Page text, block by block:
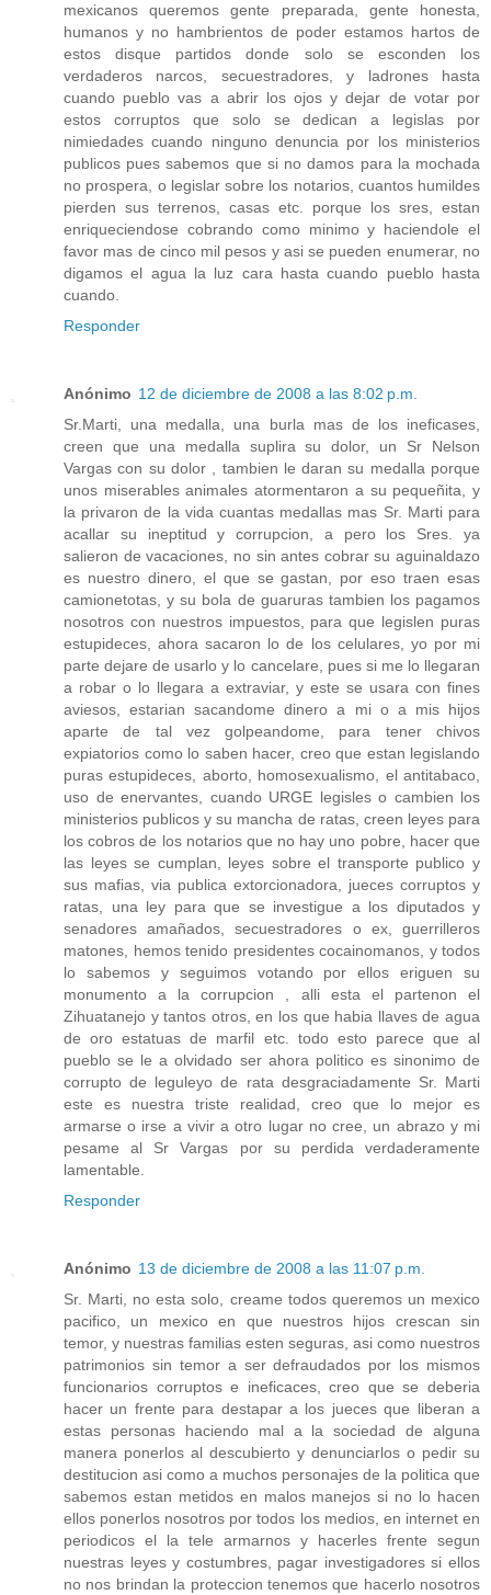
mexicanos queremos gente preparada, gente honesta,
humanos y no hambrientos de poder estamos hartos de
estos disque partidos donde solo se esconden los
verdaderos narcos, secuestradores, y ladrones hasta
cuando pueblo vas a abrir los ojos y dejar de votar por
estos corruptos que solo se dedican a legislas por
nimiedades cuando ninguno denuncia por los ministerios
publicos pues sabemos que si no damos para la mochada
no prospera, o legislar sobre los notarios, cuantos humildes
pierden sus terrenos, casas etc. porque los sres, estan
enriqueciendose cobrando como minimo y haciendole el
favor mas de cinco mil pesos y asi se pueden enumerar, no
digamos el agua la luz cara hasta cuando pueblo hasta
cuando.
Responder
Anónimo 12 de diciembre de 2008 a las 8:02 p.m.
Sr.Marti, una medalla, una burla mas de los ineficases,
creen que una medalla suplira su dolor, un Sr Nelson
Vargas con su dolor , tambien le daran su medalla porque
unos miserables animales atormentaron a su pequeñita, y
la privaron de la vida cuantas medallas mas Sr. Marti para
acallar su ineptitud y corrupcion, a pero los Sres. ya
salieron de vacaciones, no sin antes cobrar su aguinaldazo
es nuestro dinero, el que se gastan, por eso traen esas
camionetotas, y su bola de guaruras tambien los pagamos
nosotros con nuestros impuestos, para que legislen puras
estupideces, ahora sacaron lo de los celulares, yo por mi
parte dejare de usarlo y lo cancelare, pues si me lo llegaran
a robar o lo llegara a extraviar, y este se usara con fines
aviesos, estarian sacandome dinero a mi o a mis hijos
aparte de tal vez golpeandome, para tener chivos
expiatorios como lo saben hacer, creo que estan legislando
puras estupideces, aborto, homosexualismo, el antitabaco,
uso de enervantes, cuando URGE legisles o cambien los
ministerios publicos y su mancha de ratas, creen leyes para
los cobros de los notarios que no hay uno pobre, hacer que
las leyes se cumplan, leyes sobre el transporte publico y
sus mafias, via publica extorcionadora, jueces corruptos y
ratas, una ley para que se investigue a los diputados y
senadores amañados, secuestradores o ex, guerrilleros
matones, hemos tenido presidentes cocainomanos, y todos
lo sabemos y seguimos votando por ellos eriguen su
monumento a la corrupcion , alli esta el partenon el
Zihuatanejo y tantos otros, en los que habia llaves de agua
de oro estatuas de marfil etc. todo esto parece que al
pueblo se le a olvidado ser ahora politico es sinonimo de
corrupto de leguleyo de rata desgraciadamente Sr. Marti
este es nuestra triste realidad, creo que lo mejor es
armarse o irse a vivir a otro lugar no cree, un abrazo y mi
pesame al Sr Vargas por su perdida verdaderamente
lamentable.
Responder
Anónimo 13 de diciembre de 2008 a las 11:07 p.m.
Sr. Marti, no esta solo, creame todos queremos un mexico
pacifico, un mexico en que nuestros hijos crescan sin
temor, y nuestras familias esten seguras, asi como nuestros
patrimonios sin temor a ser defraudados por los mismos
funcionarios corruptos e ineficaces, creo que se deberia
hacer un frente para destapar a los jueces que liberan a
estas personas haciendo mal a la sociedad de alguna
manera ponerlos al descubierto y denunciarlos o pedir su
destitucion asi como a muchos personajes de la politica que
sabemos estan metidos en malos manejos si no lo hacen
ellos ponerlos nosotros por todos los medios, en internet en
periodicos el la tele armarnos y hacerles frente segun
nuestras leyes y costumbres, pagar investigadores si ellos
no nos brindan la proteccion tenemos que hacerlo nosotros